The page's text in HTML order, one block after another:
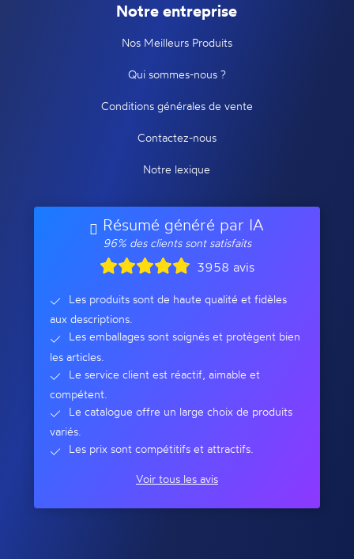
Notre entreprise
Nos Meilleurs Produits
Qui sommes-nous ?
Conditions générales de vente
Contactez-nous
Notre lexique
Résumé généré par IA
96% des clients sont satisfaits
3958 avis
Les produits sont de haute qualité et fidèles
aux descriptions.
Les emballages sont soignés et protègent bien
les articles.
Le service client est réactif, aimable et
compétent.
Le catalogue offre un large choix de produits
variés.
Les prix sont compétitifs et attractifs.
Voir tous les avis